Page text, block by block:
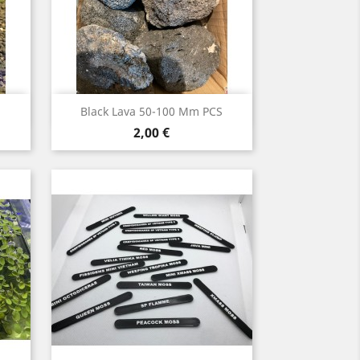
Black Lava 50-100 Mm PCS
Prix
2,00 €
Aperçu rapide